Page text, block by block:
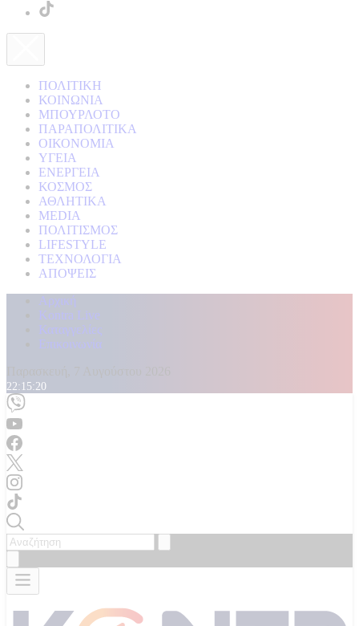
ΠΟΛΙΤΙΚΗ
ΚΟΙΝΩΝΙΑ
ΜΠΟΥΡΛΟΤΟ
ΠΑΡΑΠΟΛΙΤΙΚΑ
ΟΙΚΟΝΟΜΙΑ
ΥΓΕΙΑ
ΕΝΕΡΓΕΙΑ
ΚΟΣΜΟΣ
ΑΘΛΗΤΙΚΑ
MEDIA
ΠΟΛΙΤΙΣΜΟΣ
LIFESTYLE
ΤΕΧΝΟΛΟΓΙΑ
ΑΠΟΨΕΙΣ
Αρχική
Kontra Live
Καταγγελίες
Επικοινωνία
22:15:21